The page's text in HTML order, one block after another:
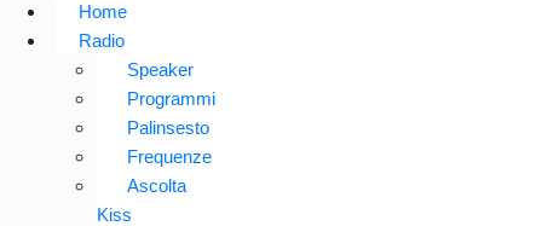
Home
Radio
Speaker
Programmi
Palinsesto
Frequenze
Ascolta
Kiss